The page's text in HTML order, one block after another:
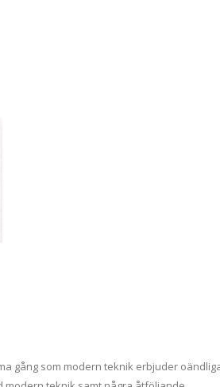
gång som modern teknik erbjuder